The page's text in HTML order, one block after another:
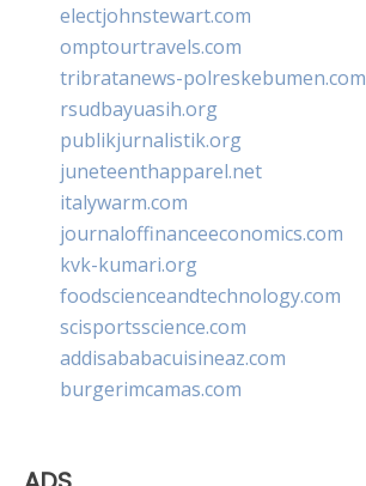
electjohnstewart.com
omptourtravels.com
tribratanews-polreskebumen.com
rsudbayuasih.org
publikjurnalistik.org
juneteenthapparel.net
italywarm.com
journaloffinanceeconomics.com
kvk-kumari.org
foodscienceandtechnology.com
scisportsscience.com
addisababacuisineaz.com
burgerimcamas.com